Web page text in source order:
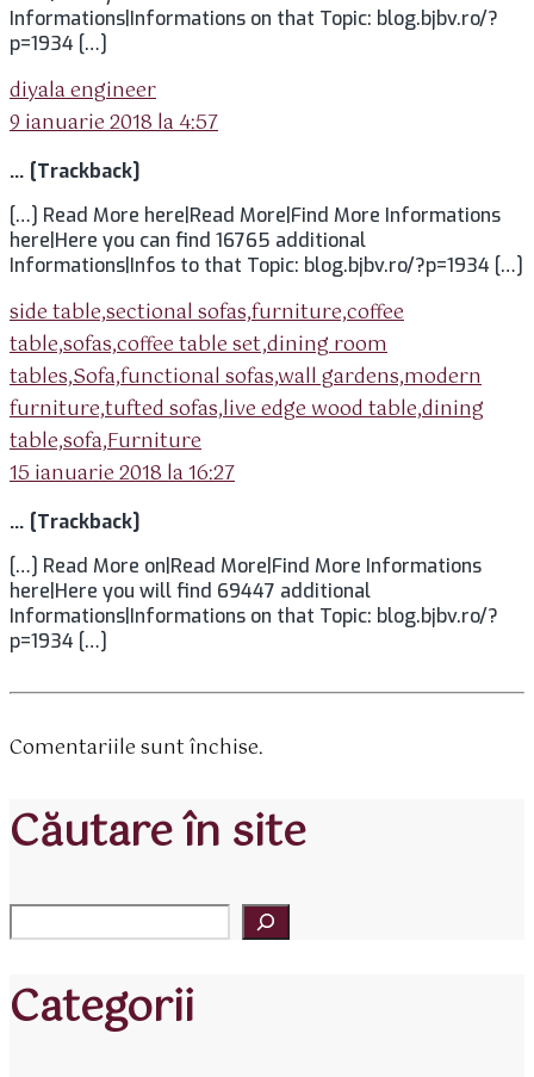
Informations|Informations on that Topic: blog.bjbv.ro/?
p=1934 […]
diyala engineerspune:
9 ianuarie 2018 la 4:57
… [Trackback]
[…] Read More here|Read More|Find More Informations
here|Here you can find 16765 additional
Informations|Infos to that Topic: blog.bjbv.ro/?p=1934 […]
side table,sectional sofas,furniture,coffee
table,sofas,coffee table set,dining room
tables,Sofa,functional sofas,wall gardens,modern
furniture,tufted sofas,live edge wood table,dining
table,sofa,Furniturespune:
15 ianuarie 2018 la 16:27
… [Trackback]
[…] Read More on|Read More|Find More Informations
here|Here you will find 69447 additional
Informations|Informations on that Topic: blog.bjbv.ro/?
p=1934 […]
Comentariile sunt închise.
Căutare în site
Categorii